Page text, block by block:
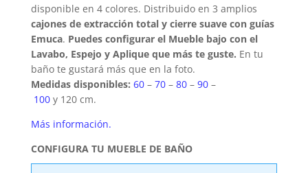
disponible en 4 colores. Distribuido en 3 amplios
cajones de extracción total y cierre suave con guías
Emuca. Puedes configurar el Mueble bajo con el
Lavabo, Espejo y Aplique que más te guste. En tu
baño te gustará más que en la foto.
Medidas disponibles: 60– 70– 80– 90–
100y 120 cm.
Más información.
CONFIGURA TU MUEBLE DE BAÑO